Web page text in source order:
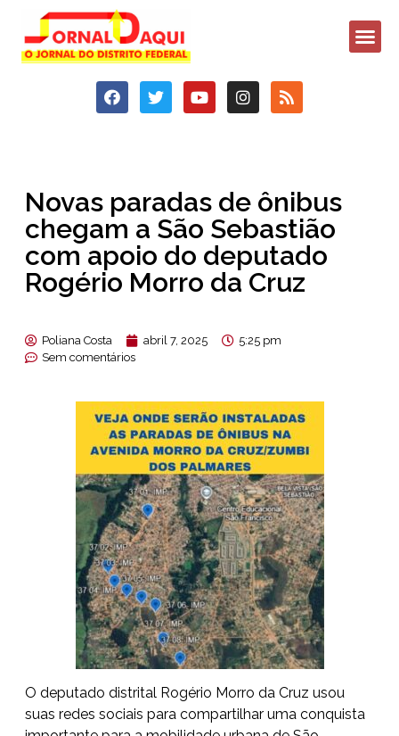
Novas paradas de ônibus
chegam a São Sebastião
com apoio do deputado
Rogério Morro da Cruz
Poliana Costa abril 7, 2025
5:25 pm
Sem comentários
O deputado distrital Rogério Morro da Cruz usou
suas redes sociais para compartilhar uma conquista